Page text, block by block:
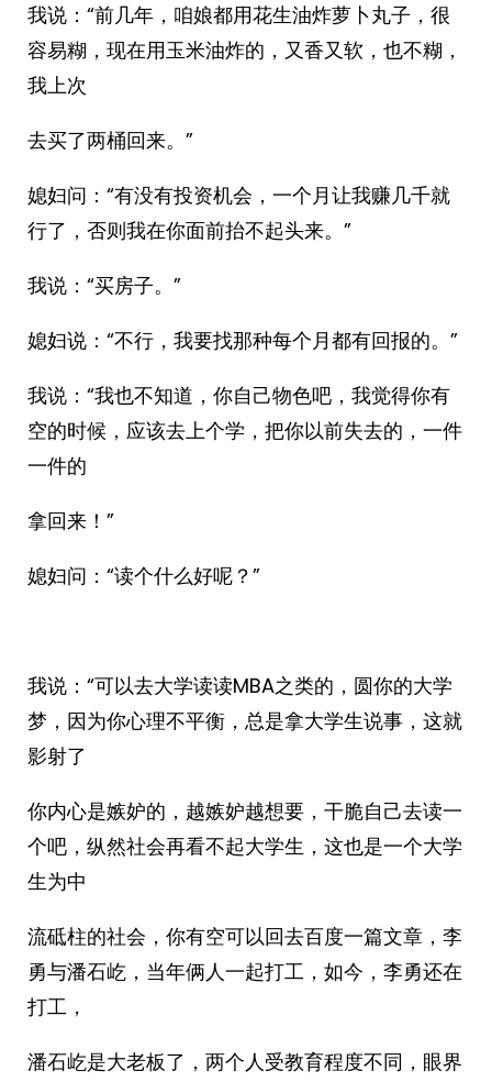
我说：“前几年，咱娘都用花生油炸萝卜丸子，很
容易糊，现在用玉米油炸的，又香又软，也不糊，
我上次
去买了两桶回来。”
媳妇问：“有没有投资机会，一个月让我赚几千就
行了，否则我在你面前抬不起头来。”
我说：“买房子。”
媳妇说：“不行，我要找那种每个月都有回报的。”
我说：“我也不知道，你自己物色吧，我觉得你有
空的时候，应该去上个学，把你以前失去的，一件
一件的
拿回来！”
媳妇问：“读个什么好呢？”
我说：“可以去大学读读MBA之类的，圆你的大学
梦，因为你心理不平衡，总是拿大学生说事，这就
影射了
你内心是嫉妒的，越嫉妒越想要，干脆自己去读一
个吧，纵然社会再看不起大学生，这也是一个大学
生为中
流砥柱的社会，你有空可以回去百度一篇文章，李
勇与潘石屹，当年俩人一起打工，如今，李勇还在
打工，
潘石屹是大老板了，两个人受教育程度不同，眼界